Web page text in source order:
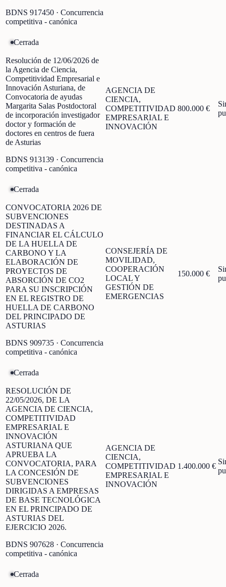
BDNS 917450 · Concurrencia
competitiva - canónica
Cerrada
Resolución de 12/06/2026 de
la Agencia de Ciencia,
Competitividad Empresarial e
Innovación Asturiana, de
Convocatoria de ayudas
Margarita Salas Postdoctoral
de incorporación investigador
doctor y formación de
doctores en centros de fuera
de Asturias
BDNS 913139 · Concurrencia
competitiva - canónica
AGENCIA DE
CIENCIA,
COMPETITIVIDAD
EMPRESARIAL E
INNOVACIÓN
800.000 €
Cerrada
CONVOCATORIA 2026 DE
SUBVENCIONES
DESTINADAS A
FINANCIAR EL CÁLCULO
DE LA HUELLA DE
CARBONO Y LA
ELABORACIÓN DE
PROYECTOS DE
ABSORCIÓN DE CO2
PARA SU INSCRIPCIÓN
EN EL REGISTRO DE
HUELLA DE CARBONO
DEL PRINCIPADO DE
ASTURIAS
BDNS 909735 · Concurrencia
competitiva - canónica
CONSEJERÍA DE
MOVILIDAD,
COOPERACIÓN
LOCAL Y
GESTIÓN DE
EMERGENCIAS
150.000 €
Cerrada
RESOLUCIÓN DE
22/05/2026, DE LA
AGENCIA DE CIENCIA,
COMPETITIVIDAD
EMPRESARIAL E
INNOVACIÓN
ASTURIANA QUE
APRUEBA LA
CONVOCATORIA, PARA
LA CONCESIÓN DE
SUBVENCIONES
DIRIGIDAS A EMPRESAS
DE BASE TECNOLÓGICA
EN EL PRINCIPADO DE
ASTURIAS DEL
EJERCICIO 2026.
BDNS 907628 · Concurrencia
competitiva - canónica
AGENCIA DE
CIENCIA,
COMPETITIVIDAD
EMPRESARIAL E
INNOVACIÓN
1.400.000 €
Cerrada